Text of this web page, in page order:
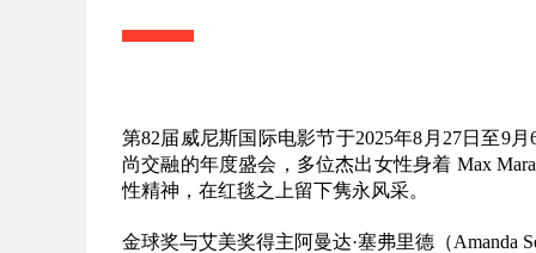
第82届威尼斯国际电影节于2025年8月27日至9
尚交融的年度盛会，多位杰出女性身着 Max
性精神，在红毯之上留下隽永风采。
金球奖与艾美奖得主阿曼达·塞弗里德（Amanda